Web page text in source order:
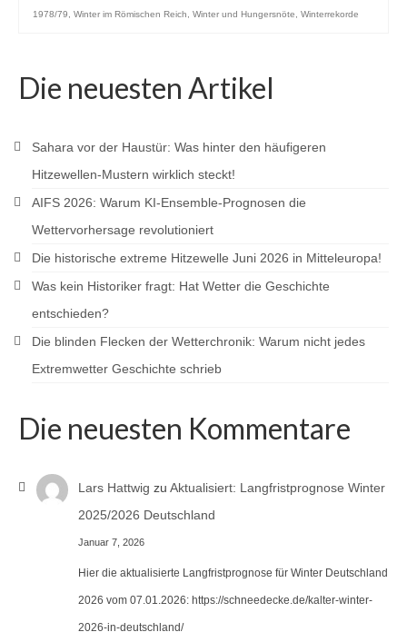
1978/79
Winter im Römischen Reich Winter und Hungersnöte Winterrekorde
Die neuesten Artikel
Sahara vor der Haustür: Was hinter den häufigeren
Hitzewellen-Mustern wirklich steckt!
AIFS 2026: Warum KI-Ensemble-Prognosen die
Wettervorhersage revolutioniert
Die historische extreme Hitzewelle Juni 2026 in Mitteleuropa!
Was kein Historiker fragt: Hat Wetter die Geschichte
entschieden?
Die blinden Flecken der Wetterchronik: Warum nicht jedes
Extremwetter Geschichte schrieb
Die neuesten Kommentare
Lars Hattwig zu Aktualisiert: Langfristprognose Winter
2025/2026 Deutschland
Januar 7, 2026
Hier die aktualisierte Langfristprognose für Winter Deutschland
2026 vom 07.01.2026: https://schneedecke.de/kalter-winter-
2026-in-deutschland/